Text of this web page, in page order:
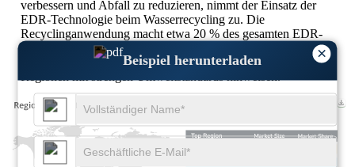
×
Beispiel herunterladen
verbessern und Abfall zu reduzieren, nimmt der Einsatz der
EDR-Technologie beim Wasserrecycling zu. Die
Recyclinganwendung macht etwa 20 % des gesamten EDR-
Marktes aus, wobei Berichte auf ein erhebliches
Wachstumspotenzial in entwickelten Volkswirtschaften und